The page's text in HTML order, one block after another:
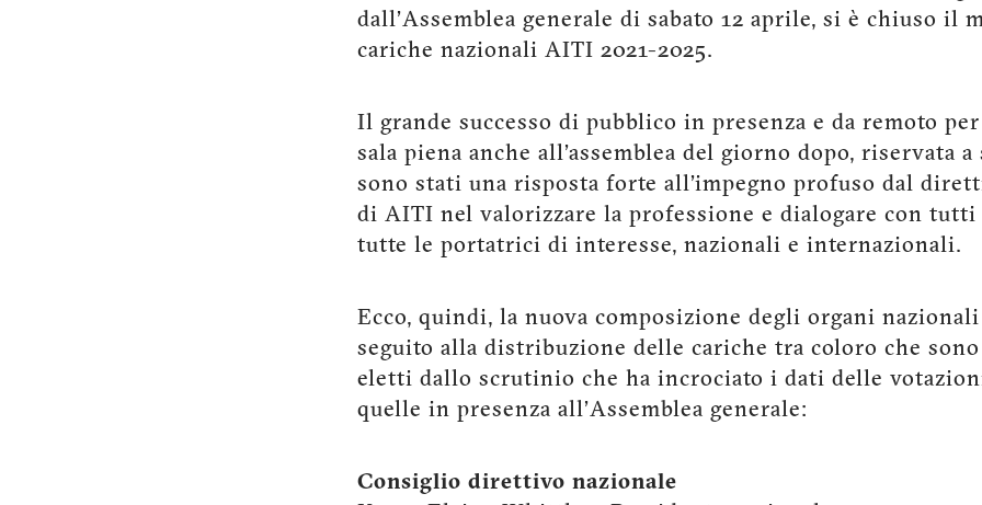
dall’Assemblea generale di sabato 12 aprile, si è chiuso il
cariche nazionali AITI 2021-2025.
Il grande successo di pubblico in presenza e da remoto
sala piena anche all’assemblea del giorno dopo, riservata a
sono stati una risposta forte all’impegno profuso dal
di AITI nel valorizzare la professione e dialogare con
tutte le portatrici di interesse, nazionali e internazionali.
Ecco, quindi, la nuova composizione degli organi
seguito alla distribuzione delle cariche tra coloro che
eletti dallo scrutinio che ha incrociato i dati delle
quelle in presenza all’Assemblea generale:
Consiglio direttivo nazionale